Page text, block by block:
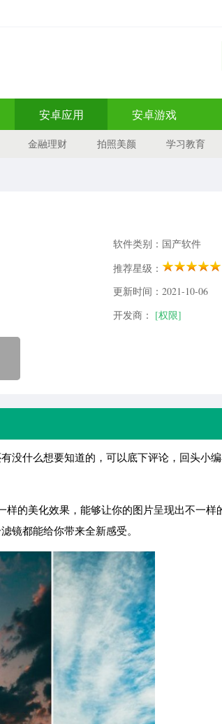
安卓应用 安卓游戏
金融理财 拍照美颜 学习教育
软件类别：国产软件
推荐星级：
更新时间：2021-10-06
开发商： [权限]
什么想要知道的，可以底下评论，回头小
的美化效果，能够让你的图片呈现出不一样
镜都能给你带来全新感受。